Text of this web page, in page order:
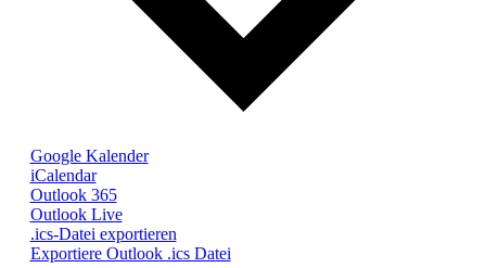
Google Kalender
iCalendar
Outlook 365
Outlook Live
.ics-Datei exportieren
Exportiere Outlook .ics Datei